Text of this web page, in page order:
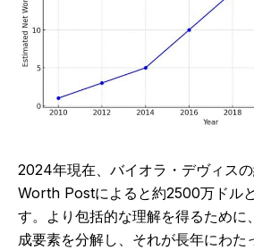
2024年現在、バイオラ・デヴィス
Worth Postによると約2500万ドル
す。より包括的な理解を得るために
成要素を分解し、それが長年にわた